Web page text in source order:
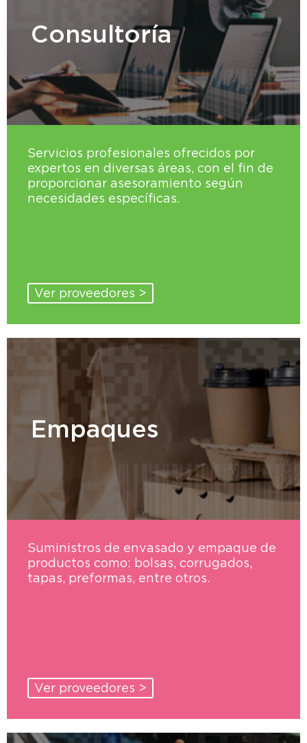
Consultoría
Servicios profesionales ofrecidos por
expertos en diversas áreas, con el fin de
proporcionar asesoramiento según
necesidades específicas.
Ver proveedores >
Empaques
Suministros de envasado y empaque de
productos como: bolsas, corrugados,
tapas, preformas, entre otros.
Ver proveedores >